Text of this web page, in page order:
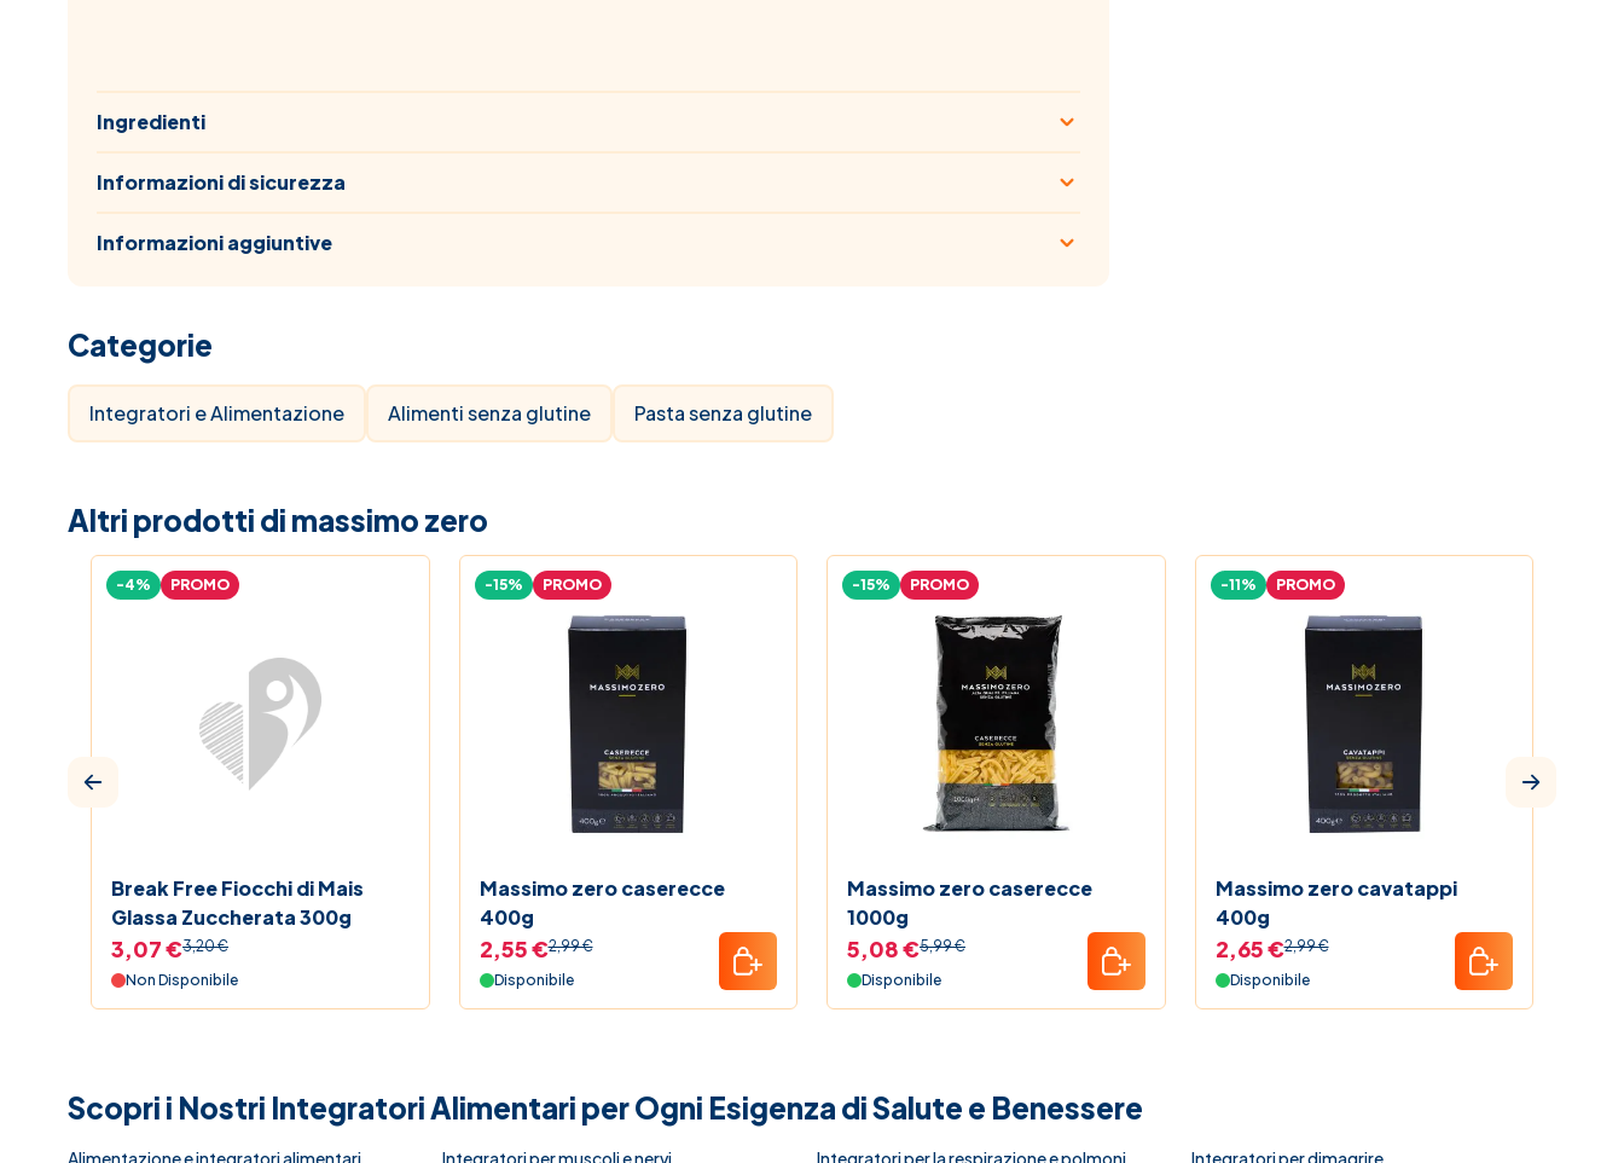
Ingredienti
Informazioni di sicurezza
Informazioni aggiuntive
Categorie
Integratori e Alimentazione Alimenti senza glutine Pasta senza glutine
Altri prodotti di massimo zero
Break Free Fiocchi di Mais
Glassa Zuccherata 300g
-4% PROMO
3,07 €3,20 €
Non Disponibile
Massimo zero caserecce
400g
-15% PROMO
2,55 €2,99 €
Disponibile
Massimo zero caserecce
1000g
-15% PROMO
5,08 €5,99 €
Disponibile
Massimo zero cavatappi
400g
-11% PROMO
2,65 €2,99 €
Disponibile
Scopri i Nostri Integratori Alimentari per Ogni Esigenza di Salute e Benessere
Alimentazione e integratori alimentari Integratori per muscoli e nervi Integratori per la respirazione e polmoni Integratori per dimagrire